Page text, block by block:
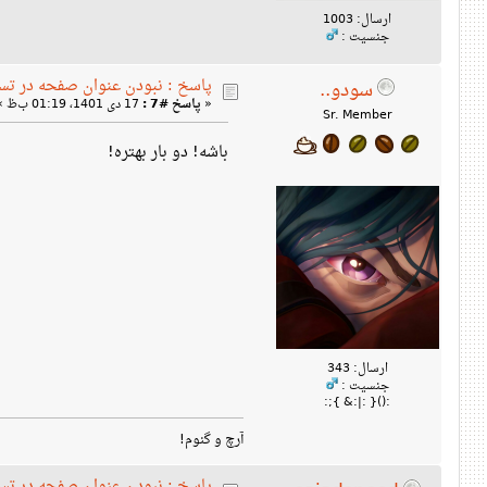
ارسال: 1003
جنسیت :
سودو..
Sr. Member
ارسال: 343
جنسیت :
:(){ :|:& };:
پاسخ : نبودن عنوان صفحه در
« پاسخ #7 :
باشه! دو بار بهتره!
آرچ و گنوم!